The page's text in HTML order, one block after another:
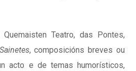
Teatro, das Pontes,
Sainetes, composicións breves ou
acto e de temas humorísticos,